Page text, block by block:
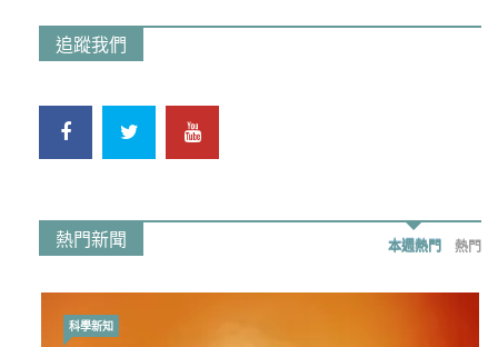
追蹤我們
熱門新聞 本週熱門 熱門
科學新知
時事政治